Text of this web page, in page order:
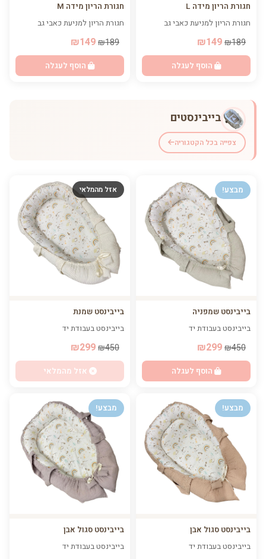
חגורת הריון מידה L
חגורת הריון למניעת כאבי גב
₪189
הוסף לעגלה
חגורת הריון מידה M
חגורת הריון למניעת כאבי גב
₪189
הוסף לעגלה
בייבינסטים
צפייה בכל הקטגוריה
מבצע!
בייבינסט שמפניה
בייבינסט בעבודת יד
₪450
הוסף לעגלה
אזל מהמלאי
בייבינסט שמנת
בייבינסט בעבודת יד
₪450
אזל מהמלאי
מבצע!
בייבינסט סגול אבן
בייבינסט בעבודת יד
מבצע!
בייבינסט סגול אבן
בייבינסט בעבודת יד